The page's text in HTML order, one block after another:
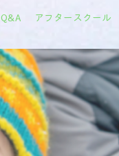
Q&A アフタースクール